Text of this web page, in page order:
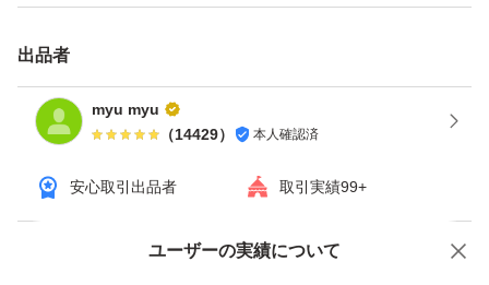
以上、よろしくお願い申し上げます。
出品者
myu myu
（14429） 本人確認済
安心取引出品者 取引実績99+
ユーザーの実績について
価格の相談 商品への質問